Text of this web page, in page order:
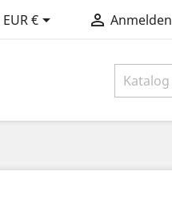
EUR €  Anmelden